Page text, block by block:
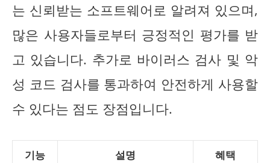
는 신뢰받는 소프트웨어로 알려져 있으며,
많은 사용자들로부터 긍정적인 평가를 받
고 있습니다. 추가로 바이러스 검사 및 악
성 코드 검사를 통과하여 안전하게 사용할
수 있다는 점도 장점입니다.
기능 설명 혜택